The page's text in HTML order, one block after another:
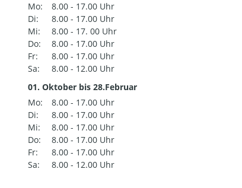
Mo:
8.00 - 17.00 Uhr
Di:
8.00 - 17.00 Uhr
Mi:
8.00 - 17. 00 Uhr
Do:
8.00 - 17.00 Uhr
Fr:
8.00 - 17.00 Uhr
Sa:
8.00 - 12.00 Uhr
01. Oktober bis 28.Februar
Mo:
8.00 - 17.00 Uhr
Di:
8.00 - 17.00 Uhr
Mi:
8.00 - 17.00 Uhr
Do:
8.00 - 17.00 Uhr
Fr:
8.00 - 17.00 Uhr
Sa:
8.00 - 12.00 Uhr